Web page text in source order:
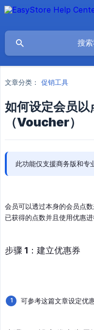
文章分类： 促销工具
如何设定会员
（Voucher）
此功能仅支援商务版和专
会员可以透过本身的会员点
已获得的点数并且使用优惠进
步骤 1：建立优惠券
可参考这篇文章设定优